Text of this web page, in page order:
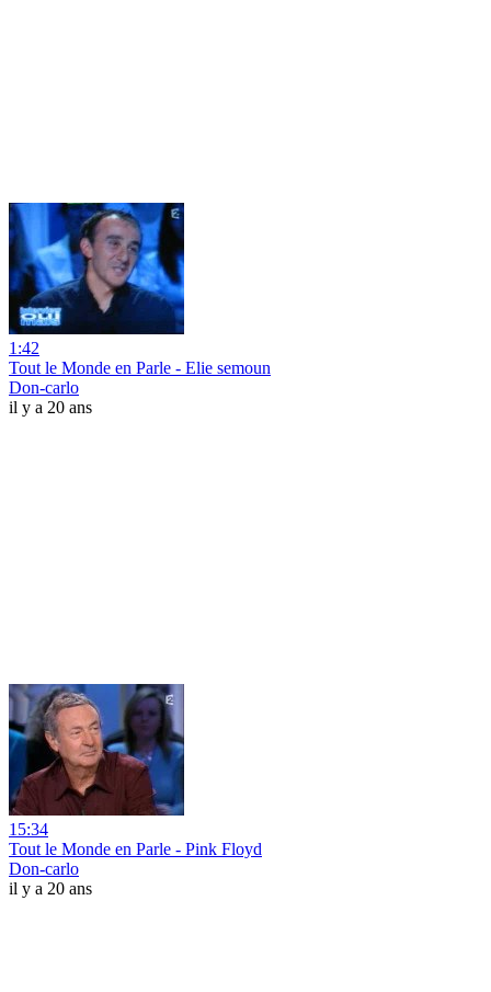
1:42
Tout le Monde en Parle - Elie semoun
Don-carlo
il y a 20 ans
15:34
Tout le Monde en Parle - Pink Floyd
Don-carlo
il y a 20 ans